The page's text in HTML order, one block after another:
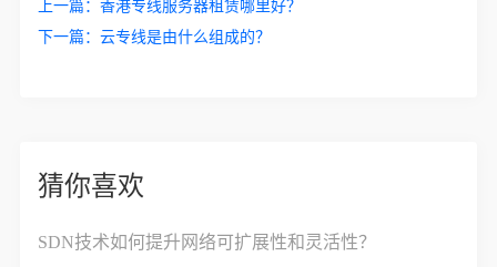
上一篇：香港专线服务器租赁哪里好？
下一篇：云专线是由什么组成的？
猜你喜欢
SDN技术如何提升网络可扩展性和灵活性？